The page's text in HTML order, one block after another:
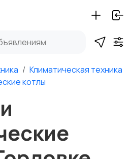
Климатическая техника
котлы